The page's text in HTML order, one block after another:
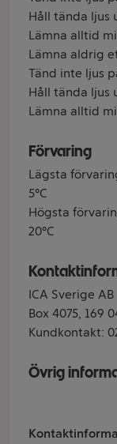
Håll tända ljus
Lämna alltid
Lämna aldrig
Tänd inte ljus
Håll tända ljus
Lämna alltid
Förvaring
Lägsta
5°C
Högsta
20°C
ICA Sverige AB
Box 4075, 169
Kundkontakt:
Övrig